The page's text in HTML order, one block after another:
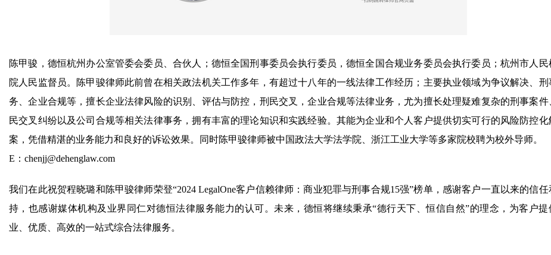
陈甲骏，德恒杭州办公室管委会委员、合伙人；德恒全国刑事委员会执行委员，德恒全国合规业务委员会执行委员；杭州市人民
院人民监督员。陈甲骏律师此前曾在相关政法机关工作多年，有超过十八年的一线法律工作经历；主要执业领域为争议解决、刑
务、企业合规等，擅长企业法律风险的识别、评估与防控，刑民交叉，企业合规等法律业务，尤为擅长处理疑难复杂的刑事案件
民交叉纠纷以及公司合规等相关法律事务，拥有丰富的理论知识和实践经验。其能为企业和个人客户提供切实可行的风险防控化
案，凭借精湛的业务能力和良好的诉讼效果。同时陈甲骏律师被中国政法大学法学院、浙江工业大学等多家院校聘为校外导师。
E：chenjj@dehenglaw.com
我们在此祝贺程晓璐和陈甲骏律师荣登“2024 LegalOne客户信赖律师：商业犯罪与刑事合规15强”榜单，感谢客户一直以来的信任
持，也感谢媒体机构及业界同仁对德恒法律服务能力的认可。未来，德恒将继续秉承“德行天下、恒信自然”的理念，为客户提
业、优质、高效的一站式综合法律服务。